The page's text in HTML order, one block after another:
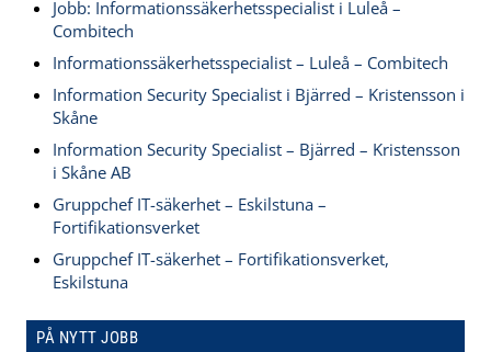
Jobb: Informationssäkerhetsspecialist i Luleå –
Combitech
Informationssäkerhetsspecialist – Luleå – Combitech
Information Security Specialist i Bjärred – Kristensson i
Skåne
Information Security Specialist – Bjärred – Kristensson
i Skåne AB
Gruppchef IT-säkerhet – Eskilstuna –
Fortifikationsverket
Gruppchef IT-säkerhet – Fortifikationsverket,
Eskilstuna
PÅ NYTT JOBB